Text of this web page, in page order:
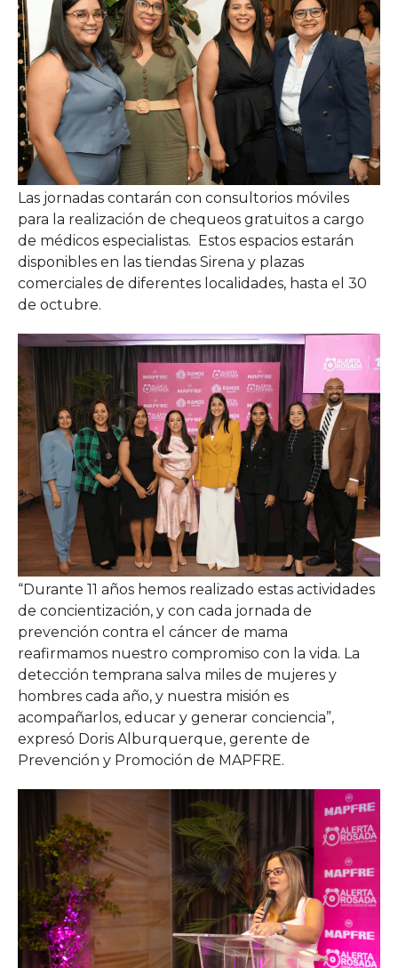
Las jornadas contarán con consultorios móviles
para la realización de chequeos gratuitos a cargo
de médicos especialistas. Estos espacios estarán
disponibles en las tiendas Sirena y plazas
comerciales de diferentes localidades, hasta el 30
de octubre.
“Durante 11 años hemos realizado estas actividades
de concientización, y con cada jornada de
prevención contra el cáncer de mama
reafirmamos nuestro compromiso con la vida. La
detección temprana salva miles de mujeres y
hombres cada año, y nuestra misión es
acompañarlos, educar y generar conciencia”,
expresó Doris Alburquerque, gerente de
Prevención y Promoción de MAPFRE.